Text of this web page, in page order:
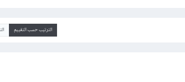
الترتيب حسب التقييم